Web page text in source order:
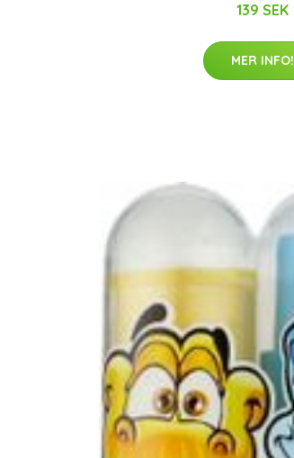
139 SEK
MER INFO!